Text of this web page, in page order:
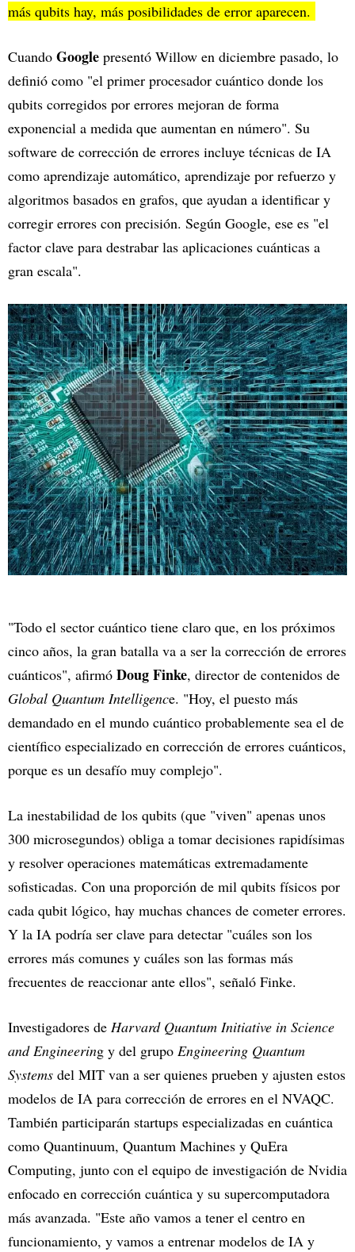
más qubits hay, más posibilidades de error aparecen.
Cuando Google presentó Willow en diciembre pasado, lo
definió como "el primer procesador cuántico donde los
qubits corregidos por errores mejoran de forma
exponencial a medida que aumentan en número". Su
software de corrección de errores incluye técnicas de IA
como aprendizaje automático, aprendizaje por refuerzo y
algoritmos basados en grafos, que ayudan a identificar y
corregir errores con precisión. Según Google, ese es "el
factor clave para destrabar las aplicaciones cuánticas a
gran escala".
"Todo el sector cuántico tiene claro que, en los próximos
cinco años, la gran batalla va a ser la corrección de errores
cuánticos", afirmó Doug Finke, director de contenidos de
Global Quantum Intelligence. "Hoy, el puesto más
demandado en el mundo cuántico probablemente sea el de
científico especializado en corrección de errores cuánticos,
porque es un desafío muy complejo".
La inestabilidad de los qubits (que "viven" apenas unos
300 microsegundos) obliga a tomar decisiones rapidísimas
y resolver operaciones matemáticas extremadamente
sofisticadas. Con una proporción de mil qubits físicos por
cada qubit lógico, hay muchas chances de cometer errores.
Y la IA podría ser clave para detectar "cuáles son los
errores más comunes y cuáles son las formas más
frecuentes de reaccionar ante ellos", señaló Finke.
Investigadores de Harvard Quantum Initiative in Science
and Engineering y del grupo Engineering Quantum
Systems del MIT van a ser quienes prueben y ajusten estos
modelos de IA para corrección de errores en el NVAQC.
También participarán startups especializadas en cuántica
como Quantinuum, Quantum Machines y QuEra
Computing, junto con el equipo de investigación de Nvidia
enfocado en corrección cuántica y su supercomputadora
más avanzada. "Este año vamos a tener el centro en
funcionamiento, y vamos a entrenar modelos de IA y